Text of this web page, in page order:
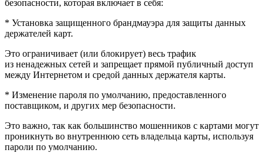
безопасности, которая включает в себя:
* Установка защищенного брандмауэра для защиты данных
держателей карт.
Это ограничивает (или блокирует) весь трафик
из ненадежных сетей и запрещает прямой публичный доступ
между Интернетом и средой данных держателя карты.
* Изменение пароля по умолчанию, предоставленного
поставщиком, и других мер безопасности.
Это важно, так как большинство мошенников с картами могут
проникнуть во внутреннюю сеть владельца карты, используя
пароли по умолчанию.